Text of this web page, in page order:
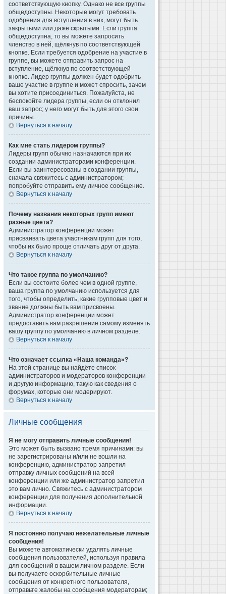
соответствующую кнопку. Однако не все группы
общедоступны. Некоторые могут требовать
одобрения для вступления в них, могут быть
закрытыми или даже скрытыми. Если группа
общедоступна, то вы можете запросить
членство в ней, щёлкнув по соответствующей
кнопке. Если требуется одобрение на участие в
группе, вы можете отправить запрос на
вступление, щёлкнув по соответствующей
кнопке. Лидер группы должен будет одобрить
ваше участие в группе и может спросить, зачем
вы хотите присоединиться. Пожалуйста, не
беспокойте лидера группы, если он отклонил
ваш запрос; у него могут быть для этого свои
причины.
Вернуться к началу
Как мне стать лидером группы?
Лидеры групп обычно назначаются при их
создании администраторами конференции.
Если вы заинтересованы в создании группы,
сначала свяжитесь с администратором;
попробуйте отправить ему личное сообщение.
Вернуться к началу
Почему названия некоторых групп имеют
разные цвета?
Администратор конференции может
присваивать цвета участникам групп для того,
чтобы их было проще отличать друг от друга.
Вернуться к началу
Что такое группа по умолчанию?
Если вы состоите более чем в одной группе,
ваша группа по умолчанию используется для
того, чтобы определить, какие групповые цвет и
звание должны быть вам присвоены.
Администратор конференции может
предоставить вам разрешение самому изменять
вашу группу по умолчанию в личном разделе.
Вернуться к началу
Что означает ссылка «Наша команда»?
На этой странице вы найдёте список
администраторов и модераторов конференции
и другую информацию, такую как сведения о
форумах, которые они модерируют.
Вернуться к началу
Личные сообщения
Я не могу отправить личные сообщения!
Это может быть вызвано тремя причинами: вы
не зарегистрированы и/или не вошли на
конференцию, администратор запретил
отправку личных сообщений на всей
конференции или же администратор запретил
это вам лично. Свяжитесь с администратором
конференции для получения дополнительной
информации.
Вернуться к началу
Я постоянно получаю нежелательные личные
сообщения!
Вы можете автоматически удалять личные
сообщения пользователей, используя правила
для сообщений в вашем личном разделе. Если
вы получаете оскорбительные личные
сообщения от конкретного пользователя,
отправьте жалобы на сообщения модераторам;